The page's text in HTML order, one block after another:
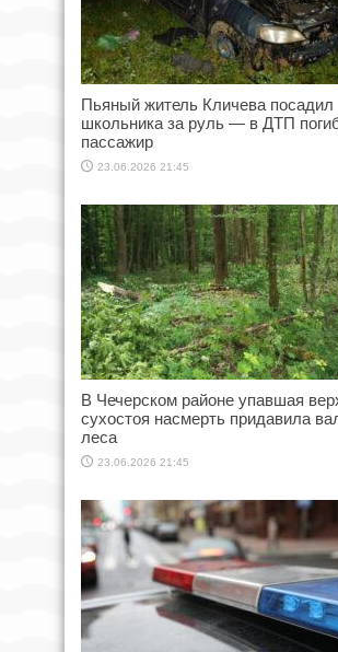
Пьяный житель Кличева посадил
школьника за руль — в ДТП
пассажир
23.06.2026 21:45
В Чечерском районе упавшая
сухостоя насмерть придавила
леса
23.06.2026 21:45